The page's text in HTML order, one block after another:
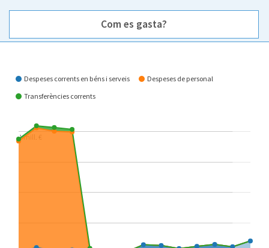
Com es gasta?
Com es gasta?
Despeses corrents en béns i serveis
Despeses de personal
Transferències corrents
1 mill. €